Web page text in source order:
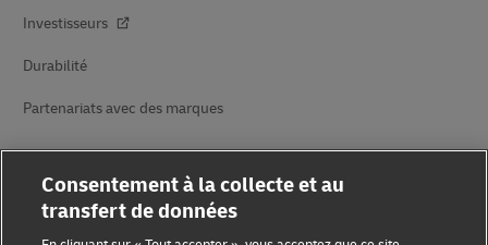
Investisseurs
Durabilité
Partenariats avec des marques
Consentement à la collecte et au
transfert de données